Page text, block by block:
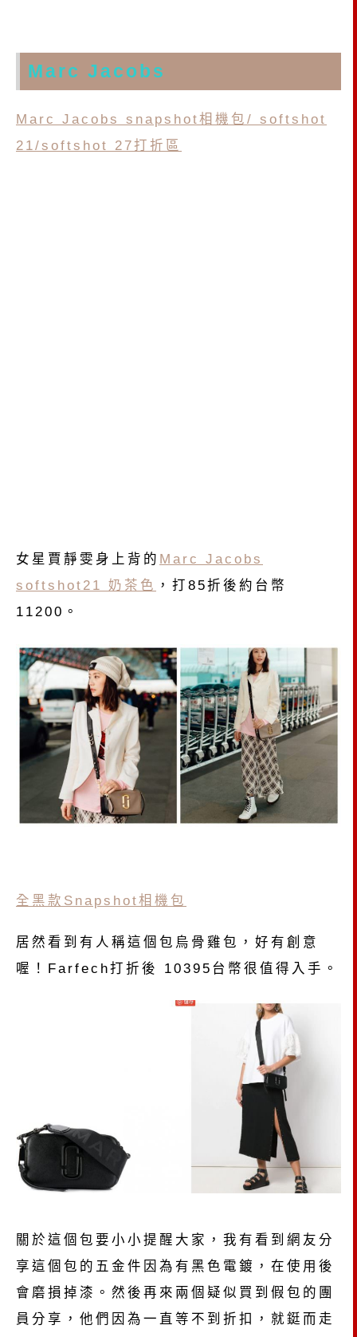
Marc Jacobs
Marc Jacobs snapshot相機包/ softshot
21/softshot 27打折區
女星賈靜雯身上背的 Marc Jacobs
softshot21 奶茶色 ，打85折後約台幣
11200。
全黑款Snapshot相機包
居然看到有人稱這個包烏骨雞包，好有創意
喔！Farfech打折後 10395台幣很值得入手。
關於這個包要小小提醒大家，我有看到網友分
享這個包的五金件因為有黑色電鍍，在使用後
會磨損掉漆。然後再來兩個疑似買到假包的團
員分享，他們因為一直等不到折扣，就鋌而走